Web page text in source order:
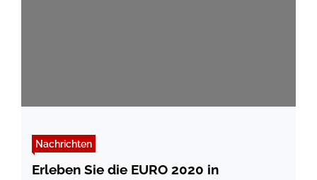
Nachrichten
Erleben Sie die EURO 2020 in